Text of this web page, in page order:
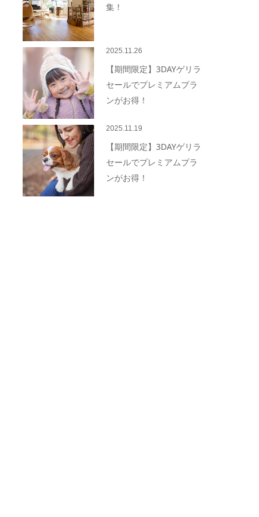
集！
2025.11.26
【期間限定】3DAYゲリラ
セールでプレミアムプラ
ンがお得！
2025.11.19
【期間限定】3DAYゲリラ
セールでプレミアムプラ
ンがお得！